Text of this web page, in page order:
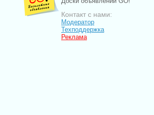
Контакт с нами:
Модератор
Техподдержка
Реклама